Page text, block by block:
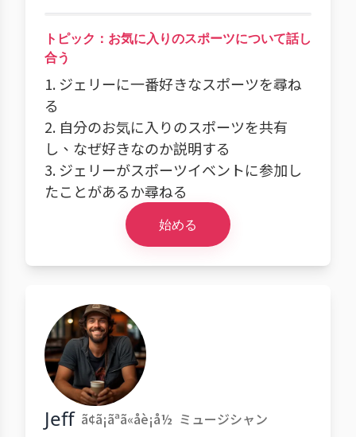
トピック：お気に入りのスポーツについて話し
合う
1. ジェリーに一番好きなスポーツを尋ね
る
2. 自分のお気に入りのスポーツを共有
し、なぜ好きなのか説明する
3. ジェリーがスポーツイベントに参加し
たことがあるか尋ねる
始める
Jeff ã¢ã¡ãªã«åè¡å½ ミュージシャン